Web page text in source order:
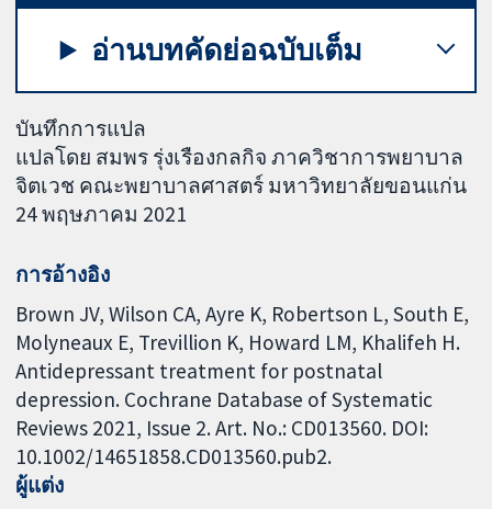
อ่านบทคัดย่อฉบับเต็ม
บันทึกการแปล
แปลโดย สมพร รุ่งเรืองกลกิจ ภาควิชาการพยาบาล
จิตเวช คณะพยาบาลศาสตร์ มหาวิทยาลัยขอนแก่น
24 พฤษภาคม 2021
การอ้างอิง
Brown JV, Wilson CA, Ayre K, Robertson L, South E,
Molyneaux E, Trevillion K, Howard LM, Khalifeh H.
Antidepressant treatment for postnatal
depression. Cochrane Database of Systematic
Reviews 2021, Issue 2. Art. No.: CD013560. DOI:
10.1002/14651858.CD013560.pub2.
ผู้แต่ง